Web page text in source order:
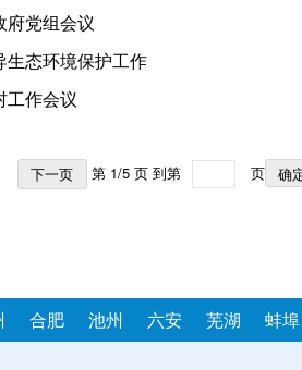
府党组会议
生态环境保护工作
工作会议
下一页 第 1/5 页 到第 页
合肥 池州 六安 芜湖 蚌埠